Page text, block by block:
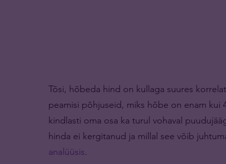
Tõsi, hõbeda hind on kullaga suures
peamisi põhjuseid, miks hõbe on enam kui
kindlasti oma osa ka turul vohaval
hinda ei kergitanud ja millal see võib
analüüsis.